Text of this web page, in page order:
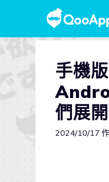
手機
們展
2024/10/17